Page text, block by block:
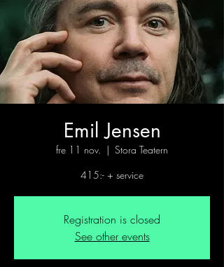
Emil Jensen
fre 11 nov.
  |
Stora Teatern
415:- + service
Registration is closed
See other events